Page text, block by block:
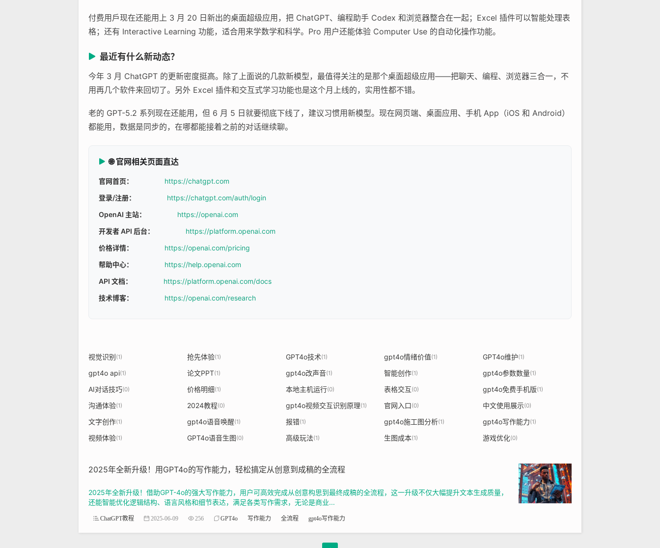
付费用戶现在还能用上 3 月 20 日新出的桌面超级应用，把 ChatGPT、编程助手 Codex 和浏览器整合在一起；Excel 插件可以智能处理表
格；还有 Interactive Learning 功能，适合用来学数学和科学。Pro 用户还能体验 Computer Use 的自动化操作功能。
最近有什么新动态？
今年 3 月 ChatGPT 的更新密度挺高。除了上面说的几款新模型，最值得关注的是那个桌面超级应用——把聊天、编程、浏览器三合一，不
用再几个软件来回切了。另外 Excel 插件和交互式学习功能也是这个月上线的，实用性都不错。
老的 GPT-5.2 系列现在还能用，但 6 月 5 日就要彻底下线了，建议习惯用新模型。现在网页端、桌面应用、手机 App（iOS 和 Android）
都能用，数据是同步的，在哪都能接着之前的对话继续聊。
🌐 官网相关页面直达
官网首页：
https://chatgpt.com
登录/注册：
https://chatgpt.com/auth/login
OpenAI 主站：
https://openai.com
开发者 API 后台：
https://platform.openai.com
价格详情：
https://openai.com/pricing
帮助中心：
https://help.openai.com
API 文档：
https://platform.openai.com/docs
技术博客：
https://openai.com/research
视觉识别(1) 抢先体验(1) GPT4o技术(1) gpt4o情绪价值(1) GPT4o维护(1)
gpt4o api(1) 论文PPT(1) gpt4o改声音(1) 智能创作(1) gpt4o参数数量(1)
AI对话技巧(0) 价格明细(1) 本地主机运行(0) 表格交互(0) gpt4o免费手机版(1)
沟通体验(1) 2024教程(0) gpt4o视频交互识别原理(1) 官网入口(0) 中文使用展示(0)
文字创作(1) gpt4o语音唤醒(1) 报错(1) gpt4o施工图分析(1) gpt4o写作能力(1)
视频体验(1) GPT4o语音生图(0) 高级玩法(1) 生图成本(1) 游戏优化(0)
2025年全新升级！用GPT4o的写作能力，轻松搞定从创意到成稿的全流程
2025年全新升级！借助GPT-4o的强大写作能力，用户可高效完成从创意构思到最终成稿的全流程，这一升级不仅大幅提升文本生成质量，
还能智能优化逻辑结构、语言风格和细节表达，满足各类写作需求，无论是商业...
ChatGPT教程 2025-06-09 256 GPT4o 写作能力 全流程 gpt4o写作能力